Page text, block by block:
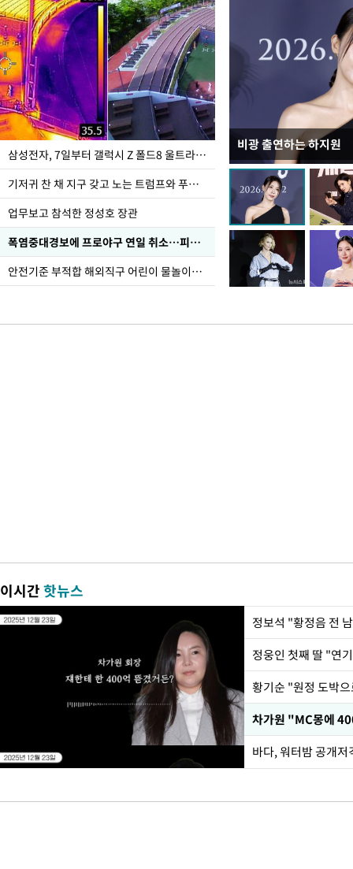
삼성전자, 7일부터 갤럭시 Z 폴드8 울트라·폴드8·플립8 출시
기저귀 찬 채 지구 갖고 노는 트럼프와 푸틴 형상 미로
업무보고 참석한 정성호 장관
폭염중대경보에 프로야구 연일 취소…피칭 연습장 '52도'
안전기준 부적합 해외직구 어린이 물놀이용품 판매 중단 요청한 서울시
비광 출연하는 하지원
이재명 대통령, "수사
선 다해 강구해야"
이시간핫뉴스
정웅인 첫째 딸 "연
황기순 "원정 도박
바다, 워터밤 공개